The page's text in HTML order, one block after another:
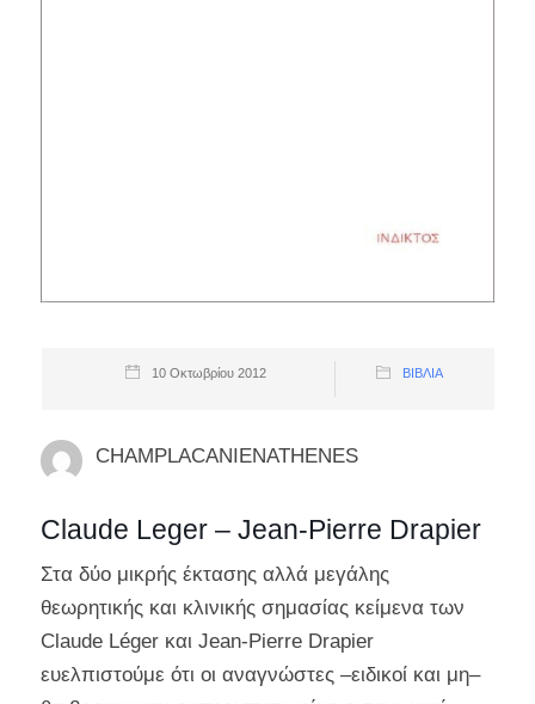
10 Οκτωβρίου 2012 ΒΙΒΛΊΑ
CHAMPLACANIENATHENES
Claude Leger – Jean-Pierre Drapier
Στα δύο μικρής έκτασης αλλά μεγάλης
θεωρητικής και κλινικής σημασίας κείμενα των
Claude Léger και Jean-Pierre Drapier
ευελπιστούμε ότι οι αναγνώστες –ειδικοί και μη–